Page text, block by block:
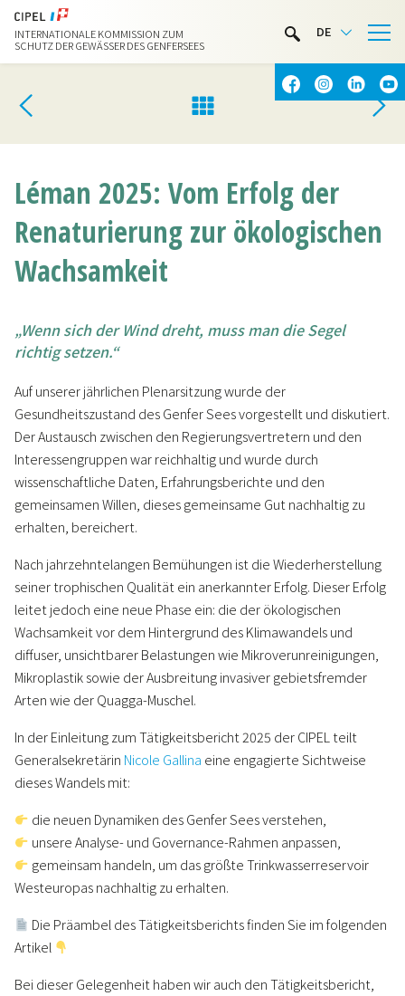
INTERNATIONALE KOMMISSION ZUM
SCHUTZ DER GEWÄSSER DES GENFERSEES
DE
LIMNOTHEK
WASSERAKTIVITÄTEN
KONTAKT & ANFAHRT
Léman 2025: Vom Erfolg der
Renaturierung zur ökologischen
Wachsamkeit
„Wenn sich der Wind dreht, muss man die Segel
richtig setzen.“
Auf unserer jährlichen Plenarsitzung wurde der
Gesundheitszustand des Genfer Sees vorgestellt und diskutiert.
Der Austausch zwischen den Regierungsvertretern und den
Interessengruppen war reichhaltig und wurde durch
wissenschaftliche Daten, Erfahrungsberichte und den
gemeinsamen Willen, dieses gemeinsame Gut nachhaltig zu
erhalten, bereichert.
Nach jahrzehntelangen Bemühungen ist die Wiederherstellung
seiner trophischen Qualität ein anerkannter Erfolg. Dieser Erfolg
leitet jedoch eine neue Phase ein: die der ökologischen
Wachsamkeit vor dem Hintergrund des Klimawandels und
diffuser, unsichtbarer Belastungen wie Mikroverunreinigungen,
Mikroplastik sowie der Ausbreitung invasiver gebietsfremder
Arten wie der Quagga-Muschel.
In der Einleitung zum Tätigkeitsbericht 2025 der CIPEL teilt
Generalsekretärin Nicole Gallina eine engagierte Sichtweise
dieses Wandels mit:
die neuen Dynamiken des Genfer Sees verstehen,
unsere Analyse- und Governance-Rahmen anpassen,
gemeinsam handeln, um das größte Trinkwasserreservoir
Westeuropas nachhaltig zu erhalten.
Die Präambel des Tätigkeitsberichts finden Sie im folgenden
Artikel
Bei dieser Gelegenheit haben wir auch den Tätigkeitsbericht,